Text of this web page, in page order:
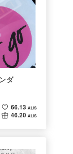
ダ
66.13 ALIS
46.20 ALIS